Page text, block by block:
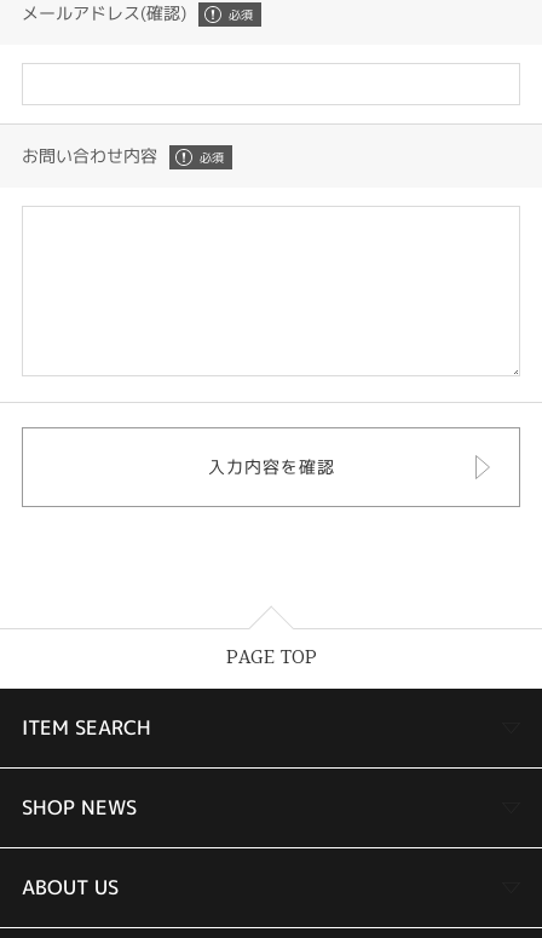
メールアドレス(確認)
お問い合わせ内容
PAGE TOP
ITEM SEARCH
婚約指輪
結婚指輪
SHOP NEWS
TAKEUCHI BRIDAL金沢本店情報
ABOUT US